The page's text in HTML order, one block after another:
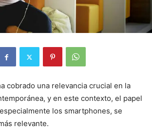
cobrado una relevancia crucial en la
y en este contexto, el papel
los smartphones, se
relevante.